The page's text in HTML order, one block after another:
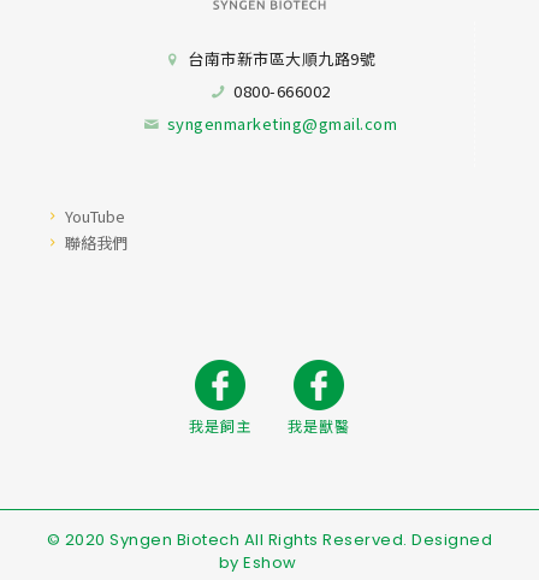
台南市新市區大順九路9號
0800-666002
syngenmarketing@gmail.com
YouTube
聯絡我們
我是飼主 我是獸醫
© 2020 Syngen Biotech All Rights Reserved. Designed
by Eshow